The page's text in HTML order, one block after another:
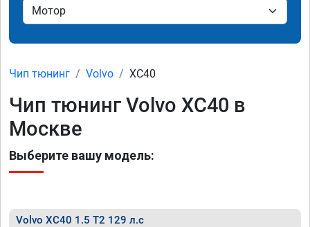
Чип тюнинг Volvo XC40
Чип тюнинг Volvo XC40 в
Москве
Выберите вашу модель:
Volvo XC40 1.5 T2 129 л.с